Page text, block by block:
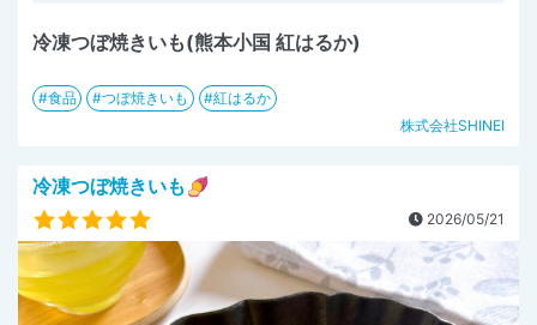
冷凍つぼ焼きいも(熊本小国 紅はるか)
食品 つぼ焼きいも
紅はるか
株式会社SHINEI
冷凍つぼ焼きいも🍠
2026/05/21